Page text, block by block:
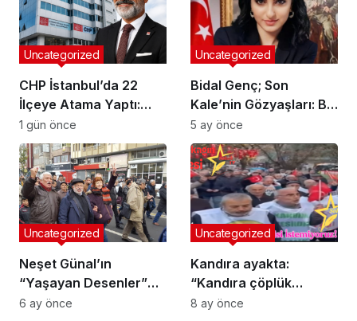
CHP İstanbul’da 22
İlçeye Atama Yaptı:
Tuzla İlçe Başkanlığı’na
Hasan Uzunyayla
Getirildi
Uncategorized
1 gün önce
Bidal Genç; Son
Kale’nin Gözyaşları: Bir
Cumhuriyet
Muhasebesi
Uncategorized
5 ay önce
Neşet Günal’ın
“Yaşayan Desenler”
Sergisi Galeri Selvin’de
Uncategorized
6 ay önce
Kandıra ayakta:
“Kandıra çöplük
değildir!”
Uncategorized
8 ay önce